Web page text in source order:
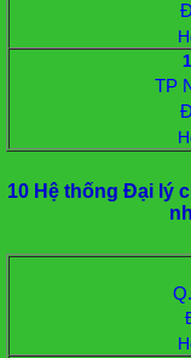
TP
10 Hệ thống Đại lý